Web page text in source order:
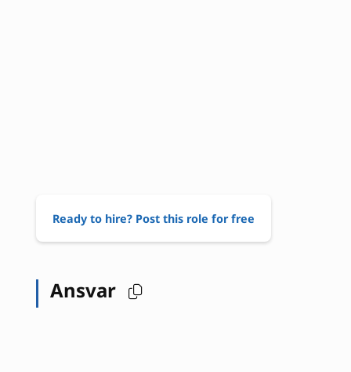
Ready to hire? Post this role for free
Ansvar